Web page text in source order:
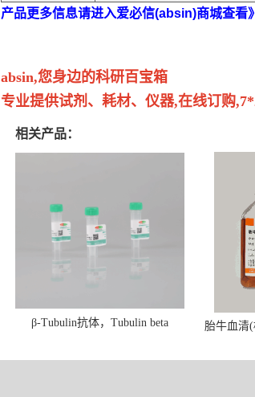
产品更多信息请进入爱必信(absin)商城查看
absin,您身边的科研百宝箱
专业提供试剂、耗材、仪器,在线订购
相关产品：
β-Tubulin抗体，Tubulin beta
胎牛血清